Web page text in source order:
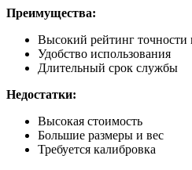
Преимущества:
Высокий рейтинг точности
Удобство использования
Длительный срок службы
Недостатки:
Высокая стоимость
Большие размеры и вес
Требуется калибровка